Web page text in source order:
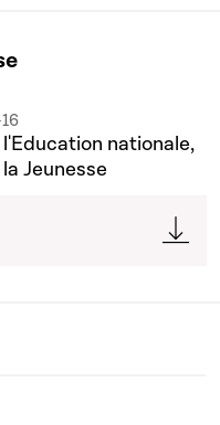
nationale,
Jeunesse